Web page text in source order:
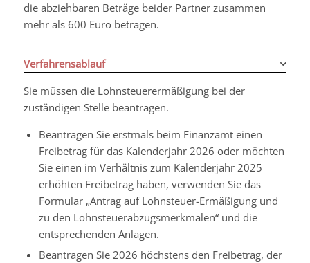
die abziehbaren Beträge beider Partner zusammen
mehr als 600 Euro betragen.
Verfahrensablauf
Sie müssen die Lohnsteuerermäßigung bei der
zuständigen Stelle beantragen.
Beantragen Sie erstmals beim Finanzamt einen
Freibetrag für das Kalenderjahr 2026 oder möchten
Sie einen im Verhältnis zum Kalenderjahr 2025
erhöhten Freibetrag haben, verwenden Sie das
Formular „Antrag auf Lohnsteuer-Ermäßigung und
zu den Lohnsteuerabzugsmerkmalen“ und die
entsprechenden Anlagen.
Beantragen Sie 2026 höchstens den Freibetrag, der